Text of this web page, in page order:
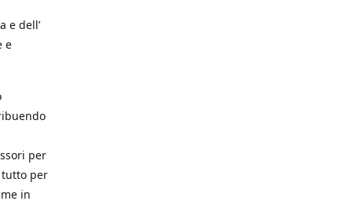
e dell’
e
per
per
in